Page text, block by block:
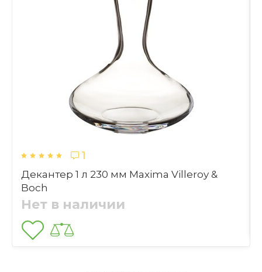
Декантеры и графины Blomus
Здравствуйте, Варвара! Спасибо большое за
ваш отзыв и высокую оценку! Мы очень
рады, что вам понравился декантер и он
дошел до вас в целости и сохранности.
Будем рады видеть вас снова в нашем
Нужно ли чистить фильтр после
каждого использования?
Можно ли мыть декантер в
посудомоечной машине?
1
Декантер 1 л 230 мм Maxima Villeroy &
Boch
Нет в наличии